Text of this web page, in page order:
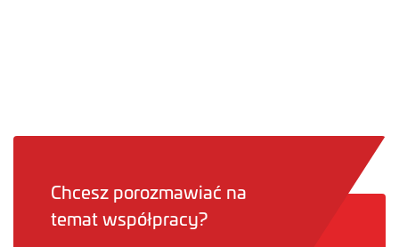
Chcesz porozmawiać na
temat współpracy?